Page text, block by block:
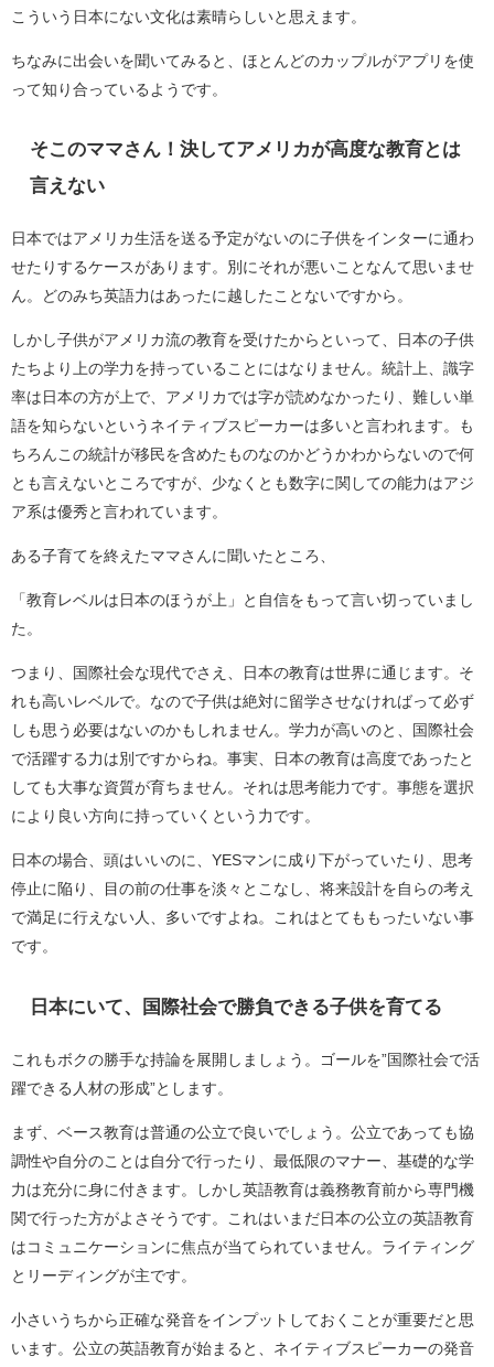
こういう日本にない文化は素晴らしいと思えます。
ちなみに出会いを聞いてみると、ほとんどのカップルがアプリを使
って知り合っているようです。
そこのママさん！決してアメリカが高度な教育とは
言えない
日本ではアメリカ生活を送る予定がないのに子供をインターに通わ
せたりするケースがあります。別にそれが悪いことなんて思いませ
ん。どのみち英語力はあったに越したことないですから。
しかし子供がアメリカ流の教育を受けたからといって、日本の子供
たちより上の学力を持っていることにはなりません。統計上、識字
率は日本の方が上で、アメリカでは字が読めなかったり、難しい単
語を知らないというネイティブスピーカーは多いと言われます。も
ちろんこの統計が移民を含めたものなのかどうかわからないので何
とも言えないところですが、少なくとも数字に関しての能力はアジ
ア系は優秀と言われています。
ある子育てを終えたママさんに聞いたところ、
「教育レベルは日本のほうが上」と自信をもって言い切っていまし
た。
つまり、国際社会な現代でさえ、日本の教育は世界に通じます。そ
れも高いレベルで。なので子供は絶対に留学させなければって必ず
しも思う必要はないのかもしれません。学力が高いのと、国際社会
で活躍する力は別ですからね。事実、日本の教育は高度であったと
しても大事な資質が育ちません。それは思考能力です。事態を選択
により良い方向に持っていくという力です。
日本の場合、頭はいいのに、YESマンに成り下がっていたり、思考
停止に陥り、目の前の仕事を淡々とこなし、将来設計を自らの考え
で満足に行えない人、多いですよね。これはとてももったいない事
です。
日本にいて、国際社会で勝負できる子供を育てる
これもボクの勝手な持論を展開しましょう。ゴールを”国際社会で活
躍できる人材の形成”とします。
まず、ベース教育は普通の公立で良いでしょう。公立であっても協
調性や自分のことは自分で行ったり、最低限のマナー、基礎的な学
力は充分に身に付きます。しかし英語教育は義務教育前から専門機
関で行った方がよさそうです。これはいまだ日本の公立の英語教育
はコミュニケーションに焦点が当てられていません。ライティング
とリーディングが主です。
小さいうちから正確な発音をインプットしておくことが重要だと思
います。公立の英語教育が始まると、ネイティブスピーカーの発音